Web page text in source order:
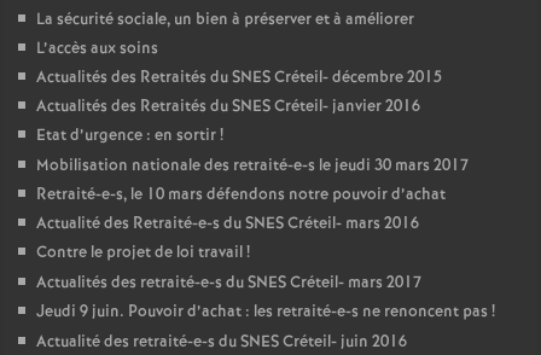
La sécurité sociale, un bien à préserver et à améliorer
L’accès aux soins
Actualités des Retraités duSNESCréteil- décembre 2015
Actualités des Retraités duSNESCréteil- janvier 2016
Etat d’urgence : en sortir!
Mobilisation nationale des retraité-e-s le jeudi 30 mars 2017
Retraité-e-s, le 10 mars défendons notre pouvoir d’achat
Actualité des Retraité-e-s duSNESCréteil- mars 2016
Contre le projet de loi travail!
Actualités des retraité-e-s duSNESCréteil- mars 2017
Jeudi 9 juin. Pouvoir d’achat : les retraité-e-s ne renoncent pas !
Actualité des retraité-e-s duSNESCréteil- juin 2016